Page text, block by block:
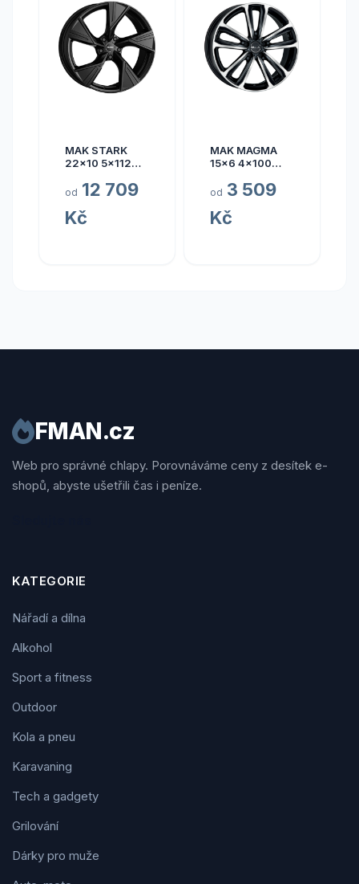
MAK STARK
22x10 5x112
od 12 709
Kč
MAK MAGMA
15x6 4x100
od 3 509
Kč
FMAN.cz
Web pro správné chlapy. Porovnáváme ceny z desítek e-
shopů, abyste ušetřili čas i peníze.
KATEGORIE
Nářadí a dílna
Alkohol
Sport a fitness
Outdoor
Kola a pneu
Karavaning
Tech a gadgety
Grilování
Dárky pro muže